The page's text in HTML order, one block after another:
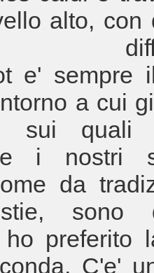
alto, con
e' sempre
a cui
sui quali
i nostri
da
sono
preferito
C'e'